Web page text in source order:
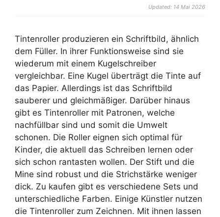
Updated: 14 Mai 2026
Tintenroller produzieren ein Schriftbild, ähnlich
dem Füller. In ihrer Funktionsweise sind sie
wiederum mit einem Kugelschreiber
vergleichbar. Eine Kugel überträgt die Tinte auf
das Papier. Allerdings ist das Schriftbild
sauberer und gleichmäßiger. Darüber hinaus
gibt es Tintenroller mit Patronen, welche
nachfüllbar sind und somit die Umwelt
schonen. Die Roller eignen sich optimal für
Kinder, die aktuell das Schreiben lernen oder
sich schon rantasten wollen. Der Stift und die
Mine sind robust und die Strichstärke weniger
dick. Zu kaufen gibt es verschiedene Sets und
unterschiedliche Farben. Einige Künstler nutzen
die Tintenroller zum Zeichnen. Mit ihnen lassen